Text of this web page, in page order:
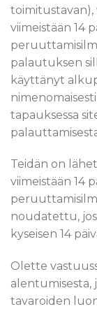
toimitustavan),
viimeistään 14
palautuksen
käyttänyt
tapauksessa
Teidän on
viimeistään 14
noudatettu,
kyseisen 14
Olette
alentumisesta,
tavaroiden